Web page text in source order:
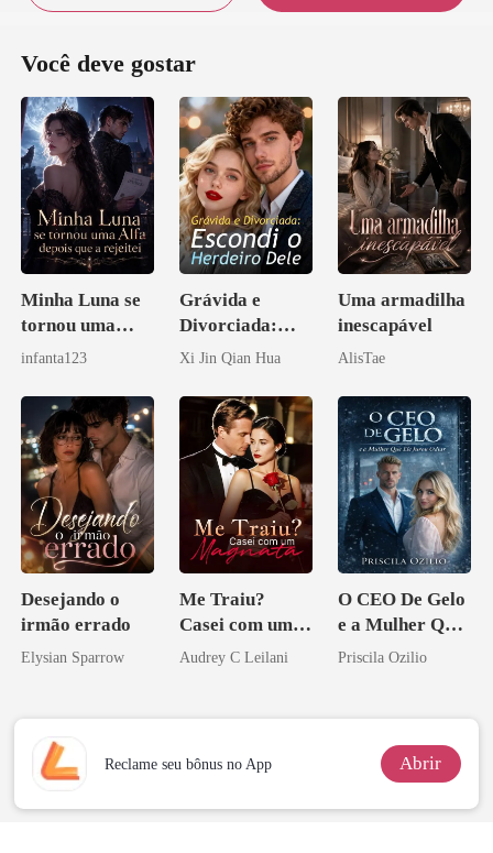
Você deve gostar
Minha Luna se
tornou uma
Alfa depois que
infanta123
Grávida e
Divorciada:
Escondi o
Xi Jin Qian Hua
Uma armadilha
inescapável
AlisTae
Desejando o
irmão errado
Elysian Sparrow
Me Traiu?
Casei com um
Magnata
Audrey C Leilani
O CEO De Gelo
e a Mulher Que
Ele Jurou Odiar
Priscila Ozilio
Reclame seu bônus no App Abrir